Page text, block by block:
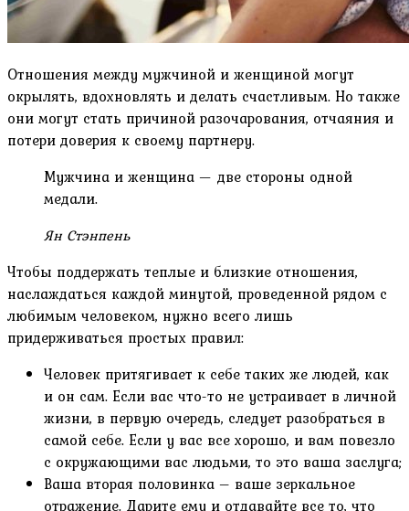
Отношения между мужчиной и женщиной могут
окрылять, вдохновлять и делать счастливым. Но также
они могут стать причиной разочарования, отчаяния и
потери доверия к своему партнеру.
Мужчина и женщина — две стороны одной
медали.
Ян Стэнпень
Чтобы поддержать теплые и близкие отношения,
наслаждаться каждой минутой, проведенной рядом с
любимым человеком, нужно всего лишь
придерживаться простых правил:
Человек притягивает к себе таких же людей, как
и он сам. Если вас что-то не устраивает в личной
жизни, в первую очередь, следует разобраться в
самой себе. Если у вас все хорошо, и вам повезло
с окружающими вас людьми, то это ваша заслуга;
Ваша вторая половинка – ваше зеркальное
отражение. Дарите ему и отдавайте все то, что